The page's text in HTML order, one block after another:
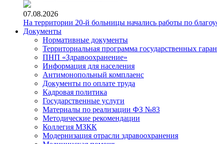
07.08.2026
На территории 20-й больницы начались работы по
Документы
Нормативные документы
Территориальная программа государственных
ПНП «Здравоохранение»
Информация для населения
Антимонопольный комплаенс
Документы по оплате труда
Кадровая политика
Государственные услуги
Материалы по реализации ФЗ №83
Методические рекомендации
Коллегия МЗКК
Модернизация отрасли здравоохранения